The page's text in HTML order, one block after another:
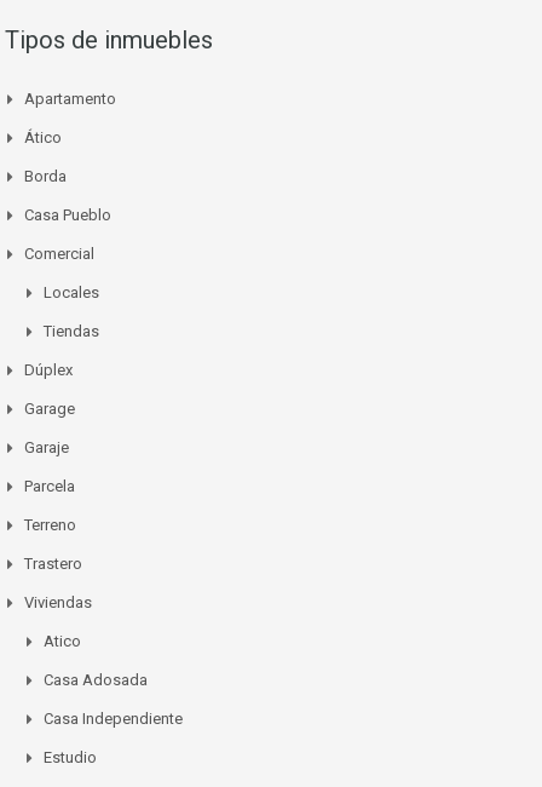
Tipos de inmuebles
Apartamento
Ático
Borda
Casa Pueblo
Comercial
Locales
Tiendas
Dúplex
Garage
Garaje
Parcela
Terreno
Trastero
Viviendas
Atico
Casa Adosada
Casa Independiente
Estudio